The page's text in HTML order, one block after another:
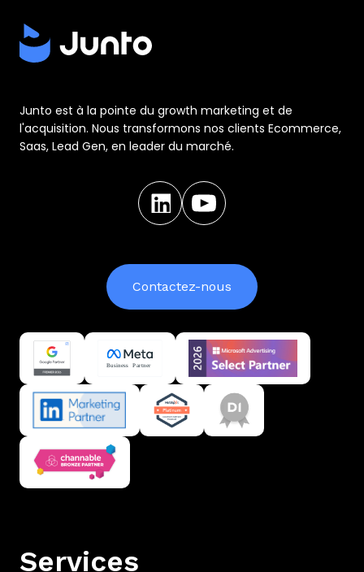
Junto est à la pointe du growth marketing et de
l'acquisition. Nous transformons nos clients Ecommerce,
Saas, Lead Gen, en leader du marché.
Contactez-nous
Services